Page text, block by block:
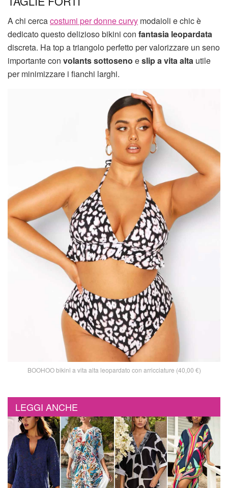
A chi cercacostumi per donne curvy modaioli e chic è
dedicato questo delizioso bikini con fantasia leopardata
discreta. Ha top a triangolo perfetto per valorizzare un seno
importante con volants sottoseno eslip a vita alta utile
per minimizzare i fianchi larghi.
BOOHOO bikini a vita alta leopardato con arricciature (40,00 €)
LEGGI ANCHE